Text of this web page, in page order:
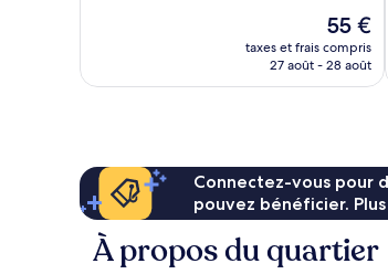
Le
nouveau
prix
55 €
taxes et frais compris
27 août - 28 août
Connectez-vous pour
pouvez bénéficier.
À propos du quartier